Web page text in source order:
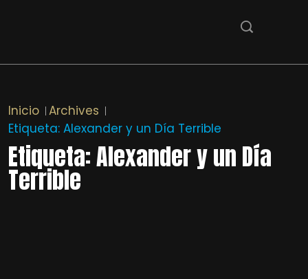
Inicio Archives
Etiqueta: Alexander y un Día Terrible
Etiqueta:Alexander y un Día
Terrible